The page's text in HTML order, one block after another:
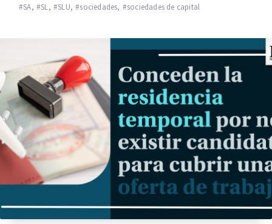
SA, SL, SLU, sociedades, sociedades de capital